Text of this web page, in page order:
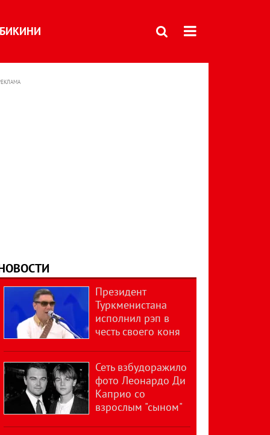
БИКИНИ
Президент
Туркменистана
исполнил рэп в
честь своего коня
Сеть взбудоражило
фото Леонардо Ди
Каприо со
взрослым "сыном"